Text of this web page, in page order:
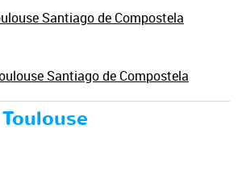
Santiago de Compostela
Santiago de Compostela